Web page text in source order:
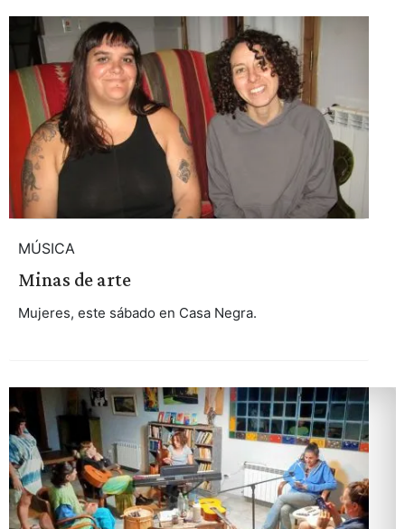
MÚSICA
Minas de arte
Mujeres, este sábado en Casa Negra.